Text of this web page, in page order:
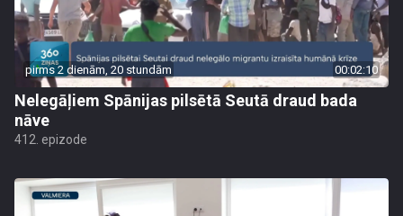
pirms 2 dienām, 20 stundām 00:02:10
Nelegāļiem Spānijas pilsētā Seutā draud bada
nāve
412. epizode